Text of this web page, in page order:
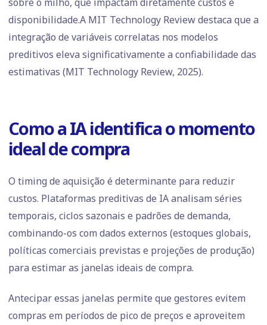
disponibilidade.A MIT Technology Review destaca que a
integração de variáveis correlatas nos modelos
preditivos eleva significativamente a confiabilidade das
estimativas (MIT Technology Review, 2025).
Como a IA identifica o momento
ideal de compra
O timing de aquisição é determinante para reduzir
custos. Plataformas preditivas de IA analisam séries
temporais, ciclos sazonais e padrões de demanda,
combinando-os com dados externos (estoques globais,
políticas comerciais previstas e projeções de produção)
para estimar as janelas ideais de compra.
Antecipar essas janelas permite que gestores evitem
compras em períodos de pico de preços e aproveitem